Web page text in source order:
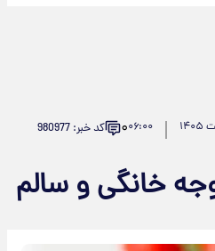
۰۶:۰۰۰ کد خبر: 980977
خانگی و سالم